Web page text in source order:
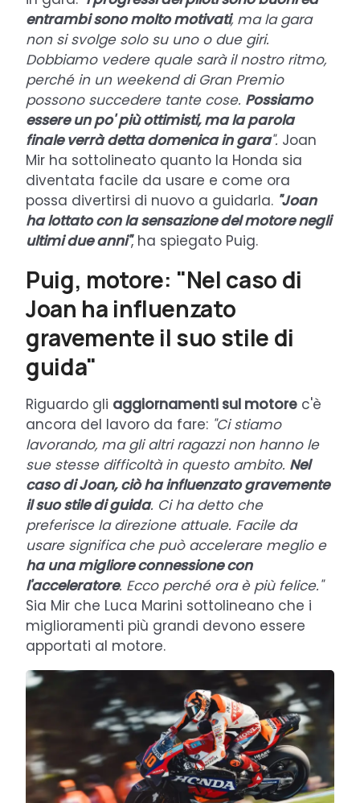
entrambi sono molto motivati, ma la gara
non si svolge solo su uno o due giri.
Dobbiamo vedere quale sarà il nostro ritmo,
perché in un weekend di Gran Premio
possono succedere tante cose. Possiamo
essere un po' più ottimisti, ma la parola
finale verrà detta domenica in gara". Joan
Mir ha sottolineato quanto la Honda sia
diventata facile da usare e come ora
possa divertirsi di nuovo a guidarla. "Joan
ha lottato con la sensazione del motore negli
ultimi due anni", ha spiegato Puig.
Puig, motore: "Nel caso di
Joan ha influenzato
gravemente il suo stile di
guida"
Riguardo gli aggiornamenti sul motore c'è
ancora del lavoro da fare: "Ci ​​stiamo
lavorando, ma gli altri ragazzi non hanno le
sue stesse difficoltà in questo ambito. Nel
caso di Joan, ciò ha influenzato gravemente
il suo stile di guida. Ci ha detto che
preferisce la direzione attuale. Facile da
usare significa che può accelerare meglio e
ha una migliore connessione con
l'acceleratore. Ecco perché ora è più felice."
Sia Mir che Luca Marini sottolineano che i
miglioramenti più grandi devono essere
apportati al motore.